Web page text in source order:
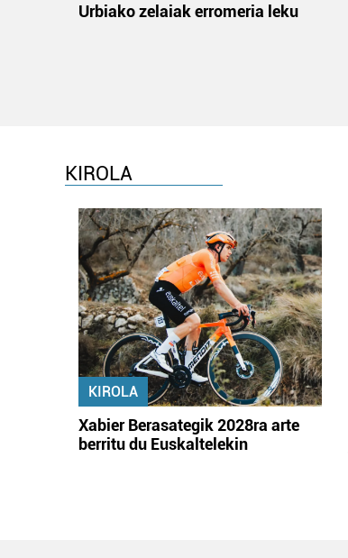
Urbiako zelaiak erromeria leku
KIROLA
KIROLA
Xabier Berasategik 2028ra arte
berritu du Euskaltelekin